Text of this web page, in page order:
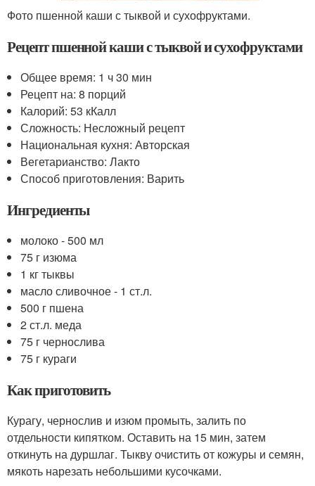
Фото пшенной каши с тыквой и сухофруктами.
Рецепт пшенной каши с тыквой и сухофруктами
Общее время: 1 ч 30 мин
Рецепт на: 8 порций
Калорий: 53 кКалл
Сложность: Несложный рецепт
Национальная кухня: Авторская
Вегетарианство: Лакто
Способ приготовления: Варить
Ингредиенты
молоко - 500 мл
75 г изюма
1 кг тыквы
масло сливочное - 1 ст.л.
500 г пшена
2 ст.л. меда
75 г чернослива
75 г кураги
Как приготовить
Курагу, чернослив и изюм промыть, залить по
отдельности кипятком. Оставить на 15 мин, затем
откинуть на дуршлаг. Тыкву очистить от кожуры и семян,
мякоть нарезать небольшими кусочками.